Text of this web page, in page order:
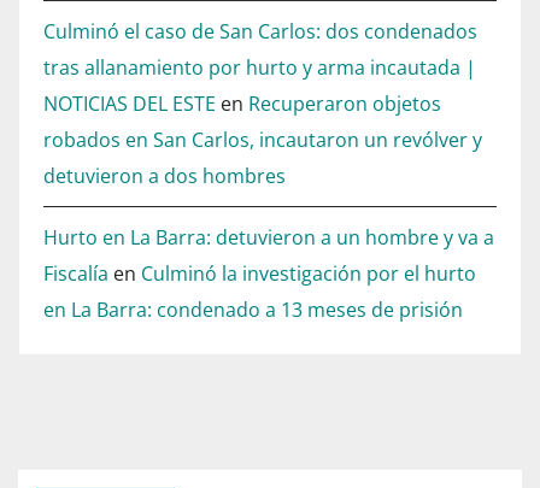
Culminó el caso de San Carlos: dos condenados
tras allanamiento por hurto y arma incautada |
NOTICIAS DEL ESTE en Recuperaron objetos
robados en San Carlos, incautaron un revólver y
detuvieron a dos hombres
Hurto en La Barra: detuvieron a un hombre y va a
Fiscalía en Culminó la investigación por el hurto
en La Barra: condenado a 13 meses de prisión